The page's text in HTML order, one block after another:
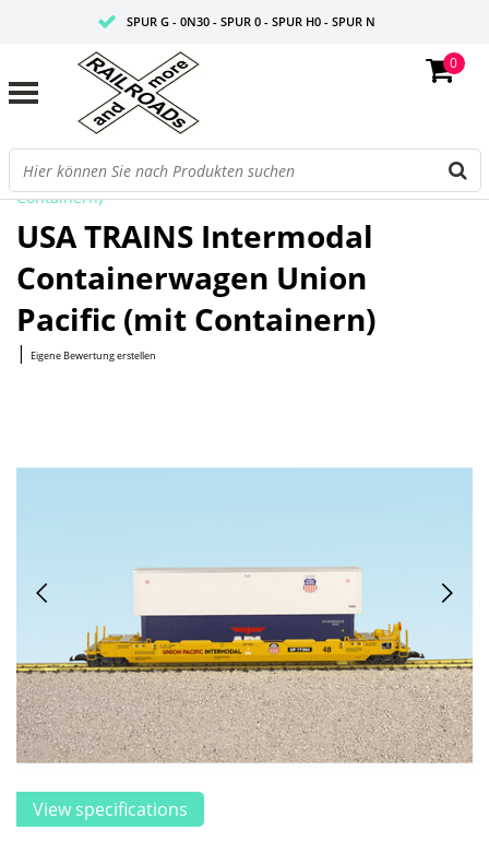
SPUR G - 0N30 - SPUR 0 - SPUR H0 - SPUR N
0
Startseite/Intermodal Containerwagen Union Pacific (mit
Containern)
USA TRAINS Intermodal
Containerwagen Union
Pacific (mit Containern)
| Eigene Bewertung erstellen
View specifications